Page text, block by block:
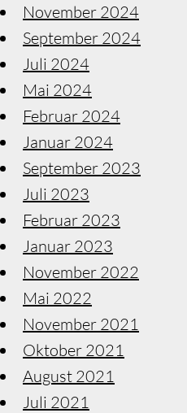
November 2024
September 2024
Juli 2024
Mai 2024
Februar 2024
Januar 2024
September 2023
Juli 2023
Februar 2023
Januar 2023
November 2022
Mai 2022
November 2021
Oktober 2021
August 2021
Juli 2021